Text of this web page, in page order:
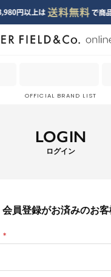
OFFICIAL BRAND LIST
LOGIN
ログイン
会員登録がお済みのお
(必